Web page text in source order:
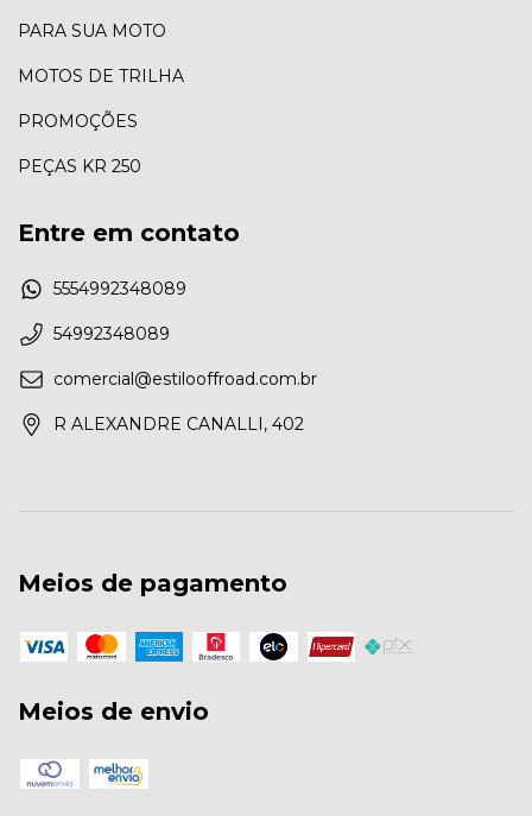
PARA SUA MOTO
MOTOS DE TRILHA
PROMOÇÕES
PEÇAS KR 250
Entre em contato
5554992348089
54992348089
comercial@estilooffroad.com.br
R ALEXANDRE CANALLI, 402
Meios de pagamento
Meios de envio